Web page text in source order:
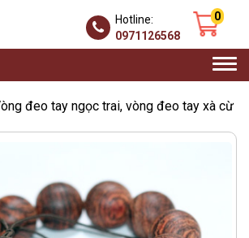
0
Hotline:
0971126568
đeo tay ngọc trai, vòng đeo tay xà cừ